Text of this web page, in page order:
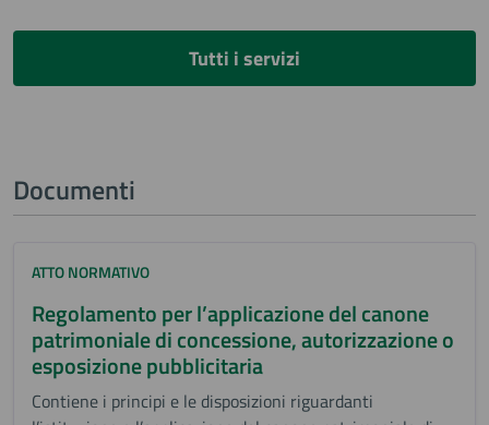
Tutti i servizi
Documenti
ATTO NORMATIVO
Regolamento per l’applicazione del canone
patrimoniale di concessione, autorizzazione o
esposizione pubblicitaria
Contiene i principi e le disposizioni riguardanti